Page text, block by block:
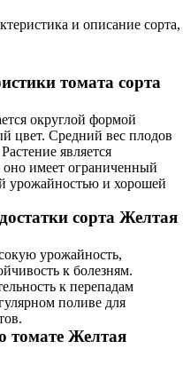
и описание сорта,
томата сорта
округлой формой
цвет. Средний вес плодов
является
оно имеет ограниченный
урожайностью и хорошей
сорта Желтая
урожайность,
к болезням.
к перепадам
поливе для
томате Желтая